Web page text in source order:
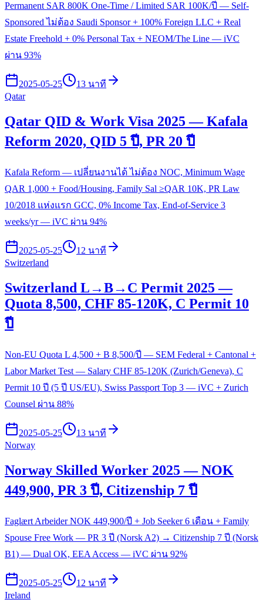
Permanent SAR 800K One-Time / Limited SAR 100K/ปี — Self-
Sponsored ไม่ต้อง Saudi Sponsor + 100% Foreign LLC + Real
Estate Freehold + 0% Personal Tax + NEOM/The Line — iVC
ผ่าน 93%
2025-05-25
13 นาที
Qatar
Qatar QID & Work Visa 2025 — Kafala
Reform 2020, QID 5 ปี, PR 20 ปี
Kafala Reform — เปลี่ยนงานได้ ไม่ต้อง NOC, Minimum Wage
QAR 1,000 + Food/Housing, Family Sal ≥QAR 10K, PR Law
10/2018 แห่งแรก GCC, 0% Income Tax, End-of-Service 3
weeks/yr — iVC ผ่าน 94%
2025-05-25
12 นาที
Switzerland
Switzerland L→B→C Permit 2025 —
Quota 8,500, CHF 85-120K, C Permit 10
ปี
Non-EU Quota L 4,500 + B 8,500/ปี — SEM Federal + Cantonal +
Labor Market Test — Salary CHF 85-120K (Zurich/Geneva), C
Permit 10 ปี (5 ปี US/EU), Swiss Passport Top 3 — iVC + Zurich
Counsel ผ่าน 88%
2025-05-25
13 นาที
Norway
Norway Skilled Worker 2025 — NOK
449,900, PR 3 ปี, Citizenship 7 ปี
Faglært Arbeider NOK 449,900/ปี + Job Seeker 6 เดือน + Family
Spouse Free Work — PR 3 ปี (Norsk A2) → Citizenship 7 ปี (Norsk
B1) — Dual OK, EEA Access — iVC ผ่าน 92%
2025-05-25
12 นาที
Ireland